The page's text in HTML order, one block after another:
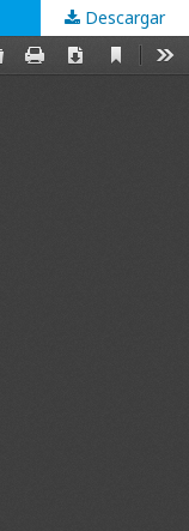
Descargar